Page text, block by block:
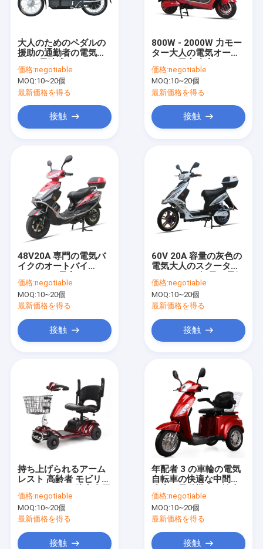
家
プロダクト
私達について
工場旅行
品質管理
私達に連絡しなさい
引用を要求しなさい
電気バイク
リチウムバイク
山の電気バイク
電気スクーター
大人のためのペダルの
援助の通勤者の電気バ
価格:negotiable
MOQ:10~20個
最新価格を得る
接触
800W - 2000W 力モー
ター大人の電気オート
Km/h
価格:negotiable
MOQ:10~20個
最新価格を得る
接触
48V20A 専門の電気バ
イクのオートバイ
バイ
価格:negotiable
MOQ:10~20個
最新価格を得る
接触
60V 20A 容量の灰色の
電気大人のスクーター
スクーター
価格:negotiable
MOQ:10~20個
最新価格を得る
接触
持ち上げられるアーム
レスト 高齢者 モビリテ
電動モーターホイール
チェア
価格:negotiable
MOQ:10~20個
最新価格を得る
接触
年配者 3 の車輪の電気
自転車の快適な中間の
価格:negotiable
MOQ:10~20個
最新価格を得る
接触